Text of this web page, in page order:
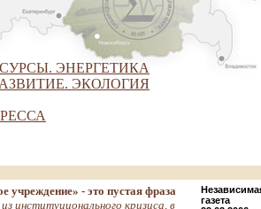
ЭНЕРГЕТИКА
ЭКОЛОГИЯ
учреждение» - это пустая фраза
институционального кризиса, в
газета